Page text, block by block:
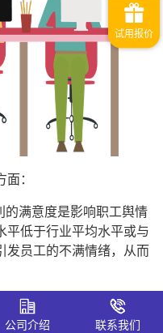
：
的满意度是影响职工舆情
平低于行业平均水平或与
发员工的不满情绪，从而
企业的职业发展前景。如
展空间，或者晋升机制
公司介绍 联系我们